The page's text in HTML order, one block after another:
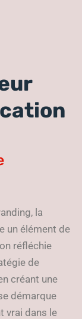
la
un élément de
réfléchie
de
créant une
démarque
vrai dans le